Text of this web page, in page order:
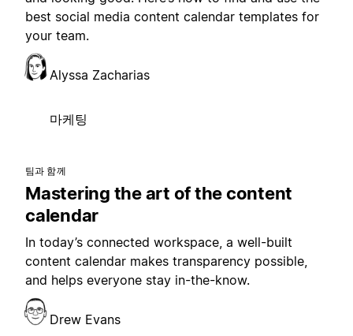
best social media content calendar templates for
your team.
Alyssa Zacharias
마케팅
팀과 함께
Mastering the art of the content
calendar
In today’s connected workspace, a well-built
content calendar makes transparency possible,
and helps everyone stay in-the-know.
Drew Evans